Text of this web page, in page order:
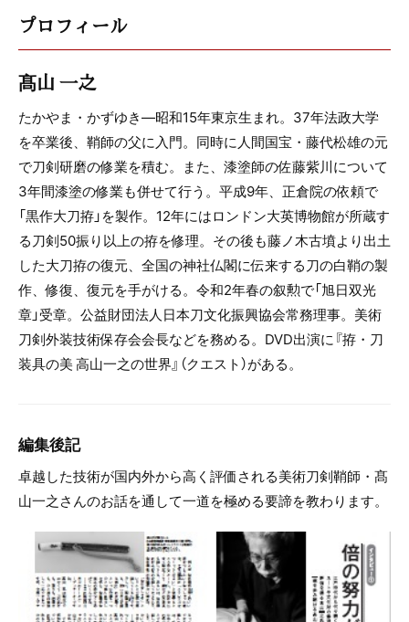
プロフィール
髙山 一之
たかやま・かずゆき―昭和15年東京生まれ。37年法政大学
を卒業後、鞘師の父に入門。同時に人間国宝・藤代松雄の元
で刀剣研磨の修業を積む。また、漆塗師の佐藤紫川について
3年間漆塗の修業も併せて行う。平成9年、正倉院の依頼で
「黒作大刀拵」を製作。12年にはロンドン大英博物館が所蔵す
る刀剣50振り以上の拵を修理。その後も藤ノ木古墳より出土
した大刀拵の復元、全国の神社仏閣に伝来する刀の白鞘の製
作、修復、復元を手がける。令和2年春の叙勲で「旭日双光
章」受章。公益財団法人日本刀文化振興協会常務理事。美術
刀剣外装技術保存会会長などを務める。DVD出演に『拵・刀
装具の美 高山一之の世界』（クエスト）がある。
編集後記
卓越した技術が国内外から高く評価される美術刀剣鞘師・髙
山一之さんのお話を通して一道を極める要諦を教わります。